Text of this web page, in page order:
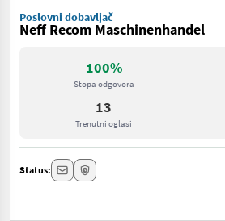
Poslovni dobavljač
Neff Recom Maschinenhandel
100%
Stopa odgovora
13
Trenutni oglasi
Status: